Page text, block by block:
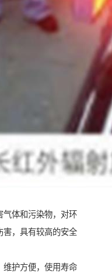
气体和污染物，对环
害，具有较高的安全
维护方便，使用寿命